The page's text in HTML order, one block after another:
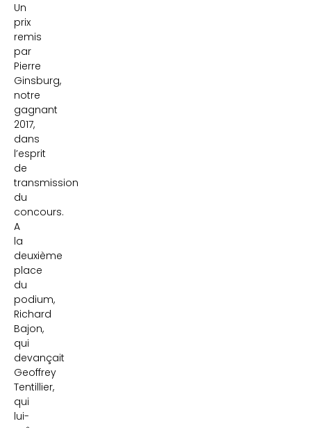
Un
prix
remis
par
Pierre
Ginsburg,
notre
gagnant
2017,
dans
l’esprit
de
transmission
du
concours.
A
la
deuxième
place
du
podium,
Richard
Bajon,
qui
devançait
Geoffrey
Tentillier,
qui
lui-